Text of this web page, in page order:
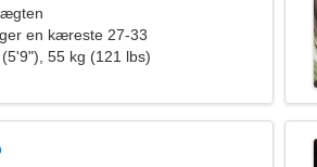
en kæreste 27-33
55 kg (121 lbs)